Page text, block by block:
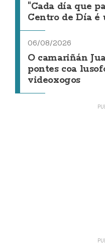
"Cada día que
Centro de Día é
06/08/2026
O camariñán
pontes coa
videoxogos